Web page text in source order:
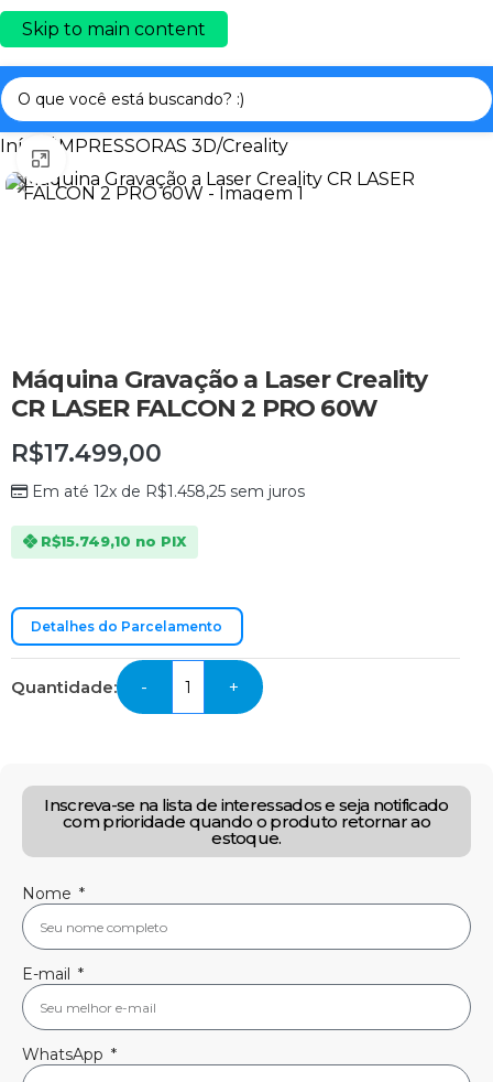
Skip to main content
Início/ IMPRESSORAS 3D/Creality
Clique para ampliar
Máquina Gravação a Laser Creality
CR LASER FALCON 2 PRO 60W
R$17.499,00
Em até 12x de R$1.458,25 sem juros
R$15.749,10 no PIX
Detalhes do Parcelamento
Quantidade: - +
Inscreva-se na lista de interessados e seja notificado
com prioridade quando o produto retornar ao
estoque.
Nome
E-mail
WhatsApp